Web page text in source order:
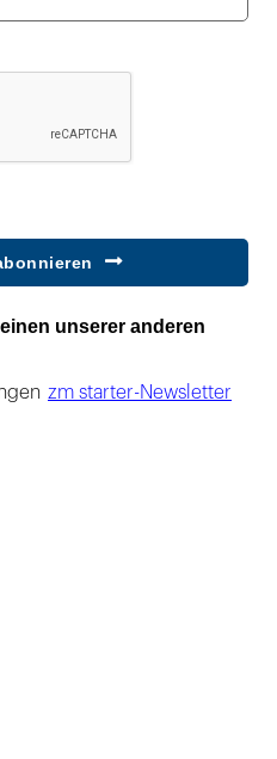
unserer anderen
zm starter-Newsletter